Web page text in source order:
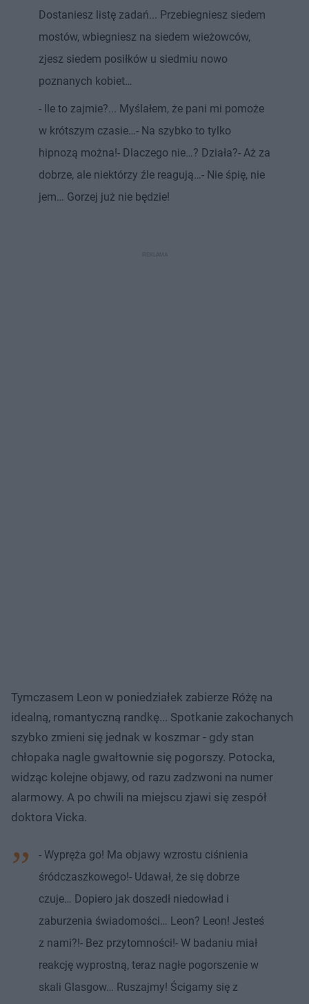
Dostaniesz listę zadań... Przebiegniesz siedem
mostów, wbiegniesz na siedem wieżowców,
zjesz siedem posiłków u siedmiu nowo
poznanych kobiet…
- Ile to zajmie?... Myślałem, że pani mi pomoże
w krótszym czasie…- Na szybko to tylko
hipnozą można!- Dlaczego nie…? Działa?- Aż za
dobrze, ale niektórzy źle reagują…- Nie śpię, nie
jem… Gorzej już nie będzie!
Tymczasem Leon w poniedziałek zabierze Różę na
idealną, romantyczną randkę... Spotkanie zakochanych
szybko zmieni się jednak w koszmar - gdy stan
chłopaka nagle gwałtownie się pogorszy. Potocka,
widząc kolejne objawy, od razu zadzwoni na numer
alarmowy. A po chwili na miejscu zjawi się zespół
doktora Vicka.
- Wypręża go! Ma objawy wzrostu ciśnienia
śródczaszkowego!- Udawał, że się dobrze
czuje… Dopiero jak doszedł niedowład i
zaburzenia świadomości… Leon? Leon! Jesteś
z nami?!- Bez przytomności!- W badaniu miał
reakcję wyprostną, teraz nagłe pogorszenie w
skali Glasgow… Ruszajmy! Ścigamy się z